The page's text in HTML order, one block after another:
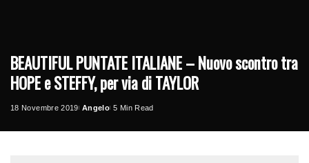
BEAUTIFUL PUNTATE ITALIANE – Nuovo scontro tra
HOPE e STEFFY, per via di TAYLOR
18 Novembre 2019
Posted
Angelo 5 Min Read